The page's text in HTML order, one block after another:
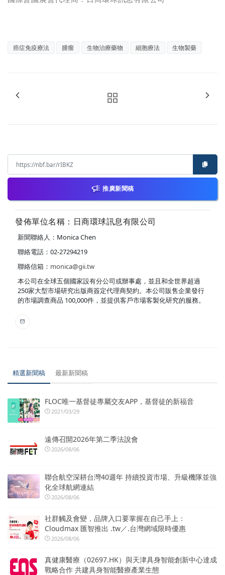
癌症免疫療法 腫瘤 生物治療藥物 細胞療法 生物製藥
推廣新聞稿
發佈單位名稱：日商環球訊息有限公司
新聞聯絡人：Monica Chen
聯絡電話：02-27294219
聯絡信箱： monica@gii.tw
本公司在全球五個國家設有分公司或辦事處，並且和全世界超過
250家大型市場研究出版商簽定代理商契約。本公司販售企業發行
的市場調查商品 100,000件，並提供客戶市場客製化研究的服務。
精選新聞稿 最新新聞稿
FLOC唯一基督徒專屬交友APP，基督徒的新福音
2021/03/29
遠傳召開2026年第二季法說會
2026/08/06
聯合航空深耕台灣40週年 持續投資市場、升級機隊並強
化全球航網連結
2026/08/06
社群觸及會變，品牌入口要掌握在自己手上：
Cloudmax 匯智推出 .tw／.台灣網域限時優惠
2026/08/06
真健康醫療（02697.HK）與天津具身智能創新中心達成
戰略合作 共建具身智能醫療產業生態